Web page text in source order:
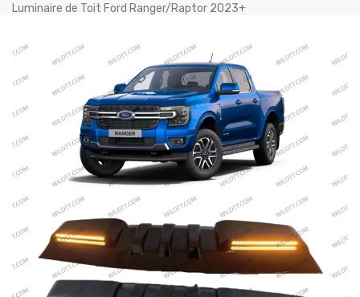
Luminaire de Toit Ford Ranger/Raptor 2023+